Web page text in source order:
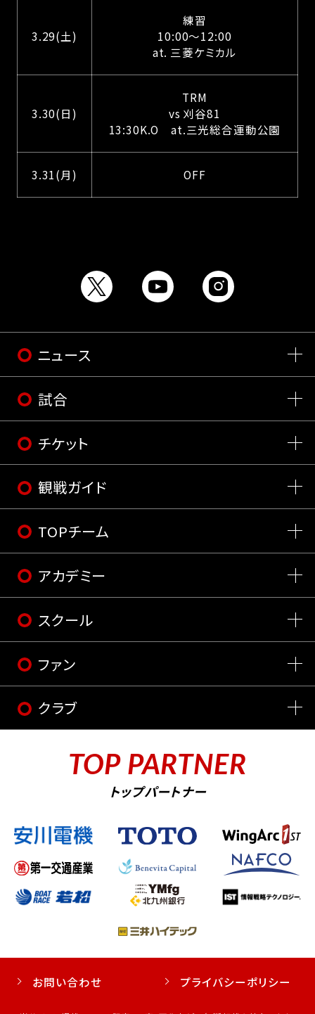
3.29(土)
練習
10:00～12:00
at. 三菱ケミカル
3.30(日)
TRM
vs 刈谷81
13:30K.O at.三光総合運動公園
3.31(月) OFF
ニュース
試合
チケット
観戦ガイド
TOPチーム
アカデミー
スクール
ファン
クラブ
TOP PARTNER
トップパートナー
お問い合わせ プライバシーポリシー